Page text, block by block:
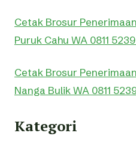
Cetak Brosur
Puruk Cahu WA 0811
Cetak Brosur
Nanga Bulik WA 0811
Kategori